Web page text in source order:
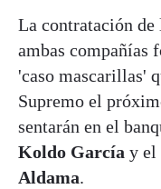
La contratación
ambas compañías
'caso mascarillas'
Supremo el
sentarán en el
Koldo García y el
Aldama.